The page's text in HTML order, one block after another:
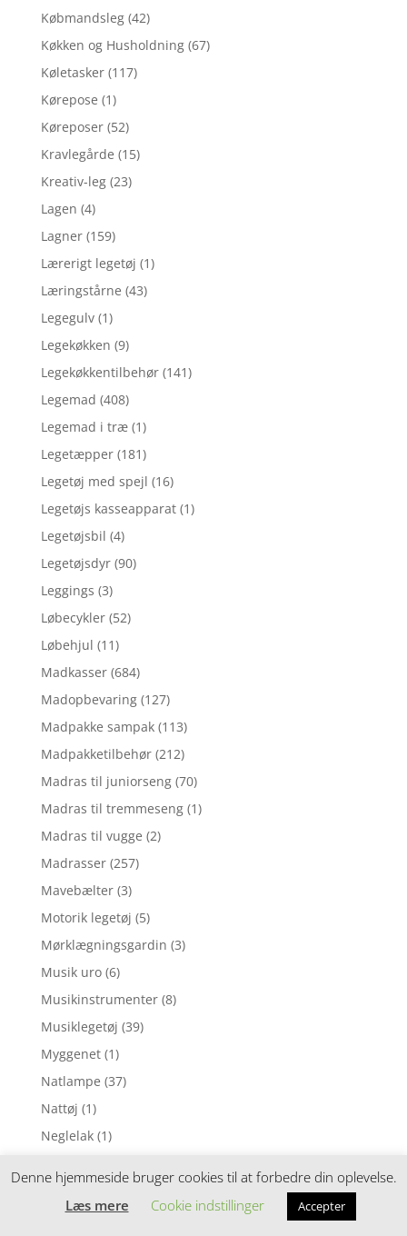
Købmandsleg (42)
Køkken og Husholdning (67)
Køletasker (117)
Kørepose (1)
Køreposer (52)
Kravlegårde (15)
Kreativ-leg (23)
Lagen (4)
Lagner (159)
Lærerigt legetøj (1)
Læringstårne (43)
Legegulv (1)
Legekøkken (9)
Legekøkkentilbehør (141)
Legemad (408)
Legemad i træ (1)
Legetæpper (181)
Legetøj med spejl (16)
Legetøjs kasseapparat (1)
Legetøjsbil (4)
Legetøjsdyr (90)
Leggings (3)
Løbecykler (52)
Løbehjul (11)
Madkasser (684)
Madopbevaring (127)
Madpakke sampak (113)
Madpakketilbehør (212)
Madras til juniorseng (70)
Madras til tremmeseng (1)
Madras til vugge (2)
Madrasser (257)
Mavebælter (3)
Motorik legetøj (5)
Mørklægningsgardin (3)
Musik uro (6)
Musikinstrumenter (8)
Musiklegetøj (39)
Myggenet (1)
Natlampe (37)
Nattøj (1)
Neglelak (1)
Nusseklude
Opbevaring (11)
Denne hjemmeside bruger cookies til at forbedre din oplevelse.
Læs mere
Cookie indstillinger Accepter